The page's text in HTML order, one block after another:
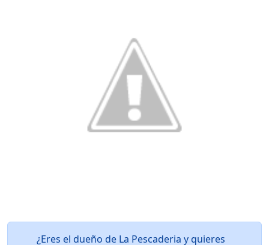
¿Eres el dueño de La Pescaderia y quieres